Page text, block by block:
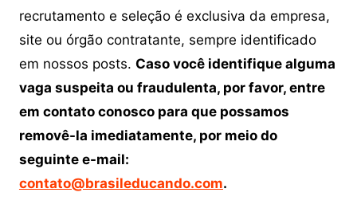
recrutamento e seleção é exclusiva da empresa,
site ou órgão contratante, sempre identificado
em nossos posts. Caso você identifique alguma
vaga suspeita ou fraudulenta, por favor, entre
em contato conosco para que possamos
removê-la imediatamente, por meio do
seguinte e-mail:
contato@brasileducando.com.